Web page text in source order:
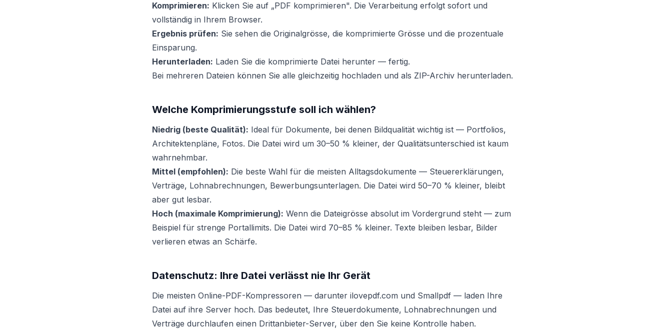
Komprimieren: Klicken Sie auf „PDF komprimieren". Die Verarbeitung erfolgt sofort und
vollständig in Ihrem Browser.
Ergebnis prüfen: Sie sehen die Originalgrösse, die komprimierte Grösse und die prozentuale
Einsparung.
Herunterladen: Laden Sie die komprimierte Datei herunter — fertig.
Bei mehreren Dateien können Sie alle gleichzeitig hochladen und als ZIP-Archiv herunterladen.
Welche Komprimierungsstufe soll ich wählen?
Niedrig (beste Qualität): Ideal für Dokumente, bei denen Bildqualität wichtig ist — Portfolios,
Architektenpläne, Fotos. Die Datei wird um 30–50 % kleiner, der Qualitätsunterschied ist kaum
wahrnehmbar.
Mittel (empfohlen): Die beste Wahl für die meisten Alltagsdokumente — Steuererklärungen,
Verträge, Lohnabrechnungen, Bewerbungsunterlagen. Die Datei wird 50–70 % kleiner, bleibt
aber gut lesbar.
Hoch (maximale Komprimierung): Wenn die Dateigrösse absolut im Vordergrund steht — zum
Beispiel für strenge Portallimits. Die Datei wird 70–85 % kleiner. Texte bleiben lesbar, Bilder
verlieren etwas an Schärfe.
Datenschutz: Ihre Datei verlässt nie Ihr Gerät
Die meisten Online-PDF-Kompressoren — darunter ilovepdf.com und Smallpdf — laden Ihre
Datei auf ihre Server hoch. Das bedeutet, Ihre Steuerdokumente, Lohnabrechnungen und
Verträge durchlaufen einen Drittanbieter-Server, über den Sie keine Kontrolle haben.